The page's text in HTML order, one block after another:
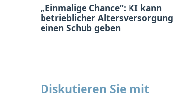
„Einmalige Chance“: KI kann
betrieblicher Altersversorgung
einen Schub geben
Diskutieren Sie mit